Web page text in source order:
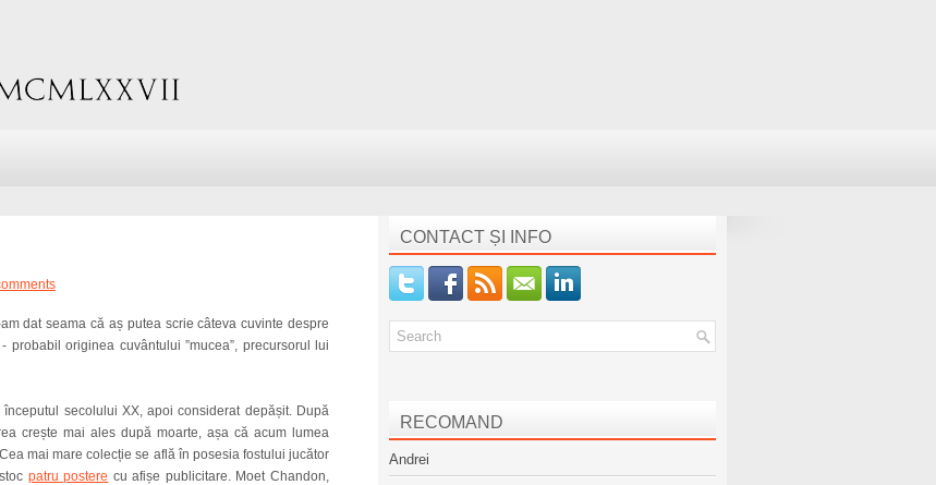
dat seama că aș putea scrie câteva cuvinte despre
originea cuvântului ”mucea”, precursorul lui
secolului XX, apoi considerat depășit. După
crește mai ales după moarte, așa că acum lumea
mai mare colecție se află în posesia fostului jucător
patru postere cu afișe publicitare. Moet Chandon,
CONTACT ȘI INFO
RECOMAND
Andrei